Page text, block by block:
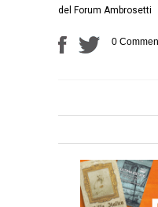
del Forum Ambrosetti
0